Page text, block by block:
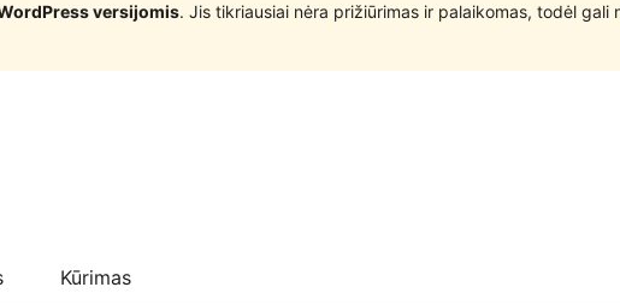
versijomis. Jis tikriausiai nėra prižiūrimas ir palaikomas, todėl gali
Kūrimas